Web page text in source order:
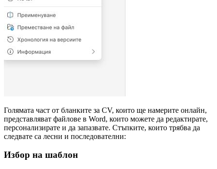
Голямата част от бланките за CV, които ще намерите онлайн,
представляват файлове в Word, които можете да редактирате,
персонализирате и да запазвате. Стъпките, които трябва да
следвате са лесни и последователни:
Избор на шаблон